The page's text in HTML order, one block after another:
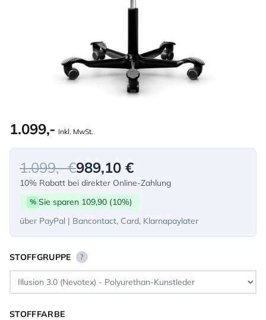
1.099,- Inkl. MwSt.
1.099,- €989,10 €
10% Rabatt bei direkter Online-Zahlung
% Sie sparen 109,90 (10%)
über PayPal | Bancontact, Card, Klarnapaylater
STOFFGRUPPE ?
STOFFFARBE